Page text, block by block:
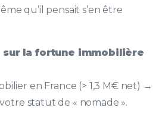
qu’il pensait s’en être
sur la fortune immobilière
en France (> 1,3 M€ net) →
statut de « nomade ».